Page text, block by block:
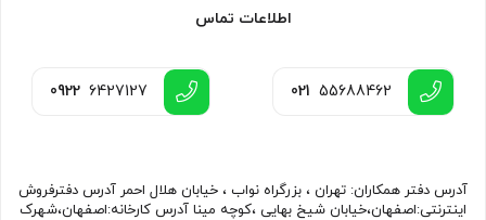
اطلاعات تماس
021 55688462
0922 6427127
آدرس دفتر همکاران: تهران ، بزرگراه نواب ، خیابان هلال احمر آدرس دفترفروش
اینترنتی:اصفهان،خیابان شیخ بهایی ،کوچه مینا آدرس کارخانه:اصفهان،شهرک